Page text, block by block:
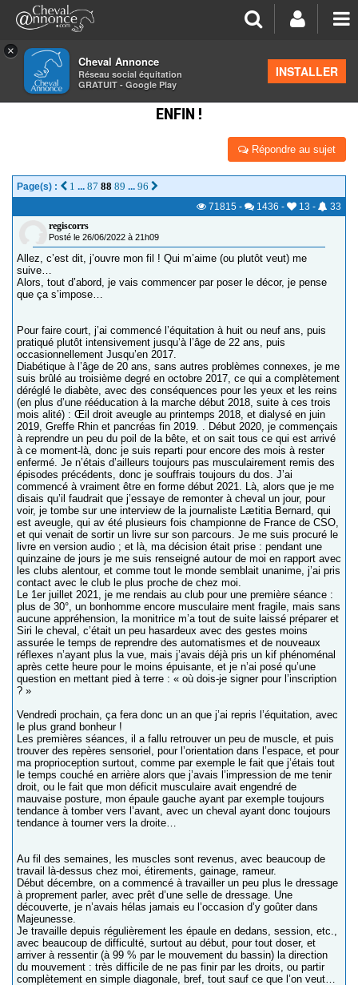
×
Cheval Annonce
Réseau social équitation
GRATUIT - Google Play
INSTALLER
>Discussions générales
JOURNAL DU RECAVALIER. CLUB 2 GRAND PRIX :
ENFIN !
Répondre au sujet
Page(s) : 1 ... 87 88 89 ... 96
71815 - 1436 - 13 -
33
regiscorrs
Posté le 26/06/2022 à 21h09
Allez, c’est dit, j’ouvre mon fil ! Qui m’aime (ou plutôt veut) me
suive…
Alors, tout d’abord, je vais commencer par poser le décor, je pense
que ça s’impose…
Pour faire court, j’ai commencé l’équitation à huit ou neuf ans, puis
pratiqué plutôt intensivement jusqu’à l’âge de 22 ans, puis
occasionnellement Jusqu’en 2017.
Diabétique à l’âge de 20 ans, sans autres problèmes connexes, je me
suis brûlé au troisième degré en octobre 2017, ce qui a complètement
déréglé le diabète, avec des conséquences pour les yeux et les reins
(en plus d’une rééducation à la marche début 2018, suite à ces trois
mois alité) : Œil droit aveugle au printemps 2018, et dialysé en juin
2019, Greffe Rhin et pancréas fin 2019. . Début 2020, je commençais
à reprendre un peu du poil de la bête, et on sait tous ce qui est arrivé
à ce moment-là, donc je suis reparti pour encore des mois à rester
enfermé. Je n’étais d’ailleurs toujours pas musculairement remis des
épisodes précédents, donc je souffrais toujours du dos. J’ai
commencé à vraiment être en forme début 2021. Là, alors que je me
disais qu’il faudrait que j’essaye de remonter à cheval un jour, pour
voir, je tombe sur une interview de la journaliste Lætitia Bernard, qui
est aveugle, qui av été plusieurs fois championne de France de CSO,
et qui venait de sortir un livre sur son parcours. Je me suis procuré le
livre en version audio ; et là, ma décision était prise : pendant une
quinzaine de jours je me suis renseigné autour de moi en rapport avec
les clubs alentour, et comme tout le monde semblait unanime, j’ai pris
contact avec le club le plus proche de chez moi.
Le 1er juillet 2021, je me rendais au club pour une première séance :
plus de 30°, un bonhomme encore musculaire ment fragile, mais sans
aucune appréhension, la monitrice m’a tout de suite laissé préparer et
Siri le cheval, c’était un peu hasardeux avec des gestes moins
assurée le temps de reprendre des automatismes et de nouveaux
réflexes n’ayant plus la vue, mais j’avais déjà pris un kif phénoménal
après cette heure pour le moins épuisante, et je n’ai posé qu’une
question en mettant pied à terre : « où dois-je signer pour l’inscription
? »
Vendredi prochain, ça fera donc un an que j’ai repris l’équitation, avec
le plus grand bonheur !
Les premières séances, il a fallu retrouver un peu de muscle, et puis
trouver des repères sensoriel, pour l’orientation dans l’espace, et pour
ma proprioception surtout, comme par exemple le fait que j’étais tout
le temps couché en arrière alors que j’avais l’impression de me tenir
droit, ou le fait que mon déficit musculaire avait engendré de
mauvaise posture, mon épaule gauche ayant par exemple toujours
tendance à tomber vers l’avant, avec un cheval ayant donc toujours
tendance à tourner vers la droite…
Au fil des semaines, les muscles sont revenus, avec beaucoup de
travail là-dessus chez moi, étirements, gainage, rameur.
Début décembre, on a commencé à travailler un peu plus le dressage
à proprement parler, avec prêt d’une selle de dressage. Une
découverte, je n’avais hélas jamais eu l’occasion d’y goûter dans
Majeunesse.
Je travaille depuis régulièrement les épaule en dedans, session, etc.,
avec beaucoup de difficulté, surtout au début, pour tout doser, et
arriver à ressentir (à 99 % par le mouvement du bassin) la direction
du mouvement : très difficile de ne pas finir par les droits, ou partir
complètement en simple diagonale, bref, tout sauf ce que l’on veut…